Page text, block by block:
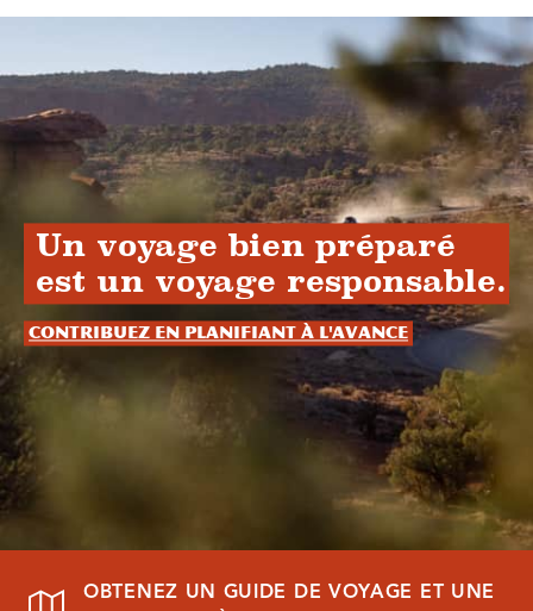
Un voyage bien préparé
est un voyage responsable.
Contribuez en planifiant à l'avance
OBTENEZ UN GUIDE DE VOYAGE ET UNE